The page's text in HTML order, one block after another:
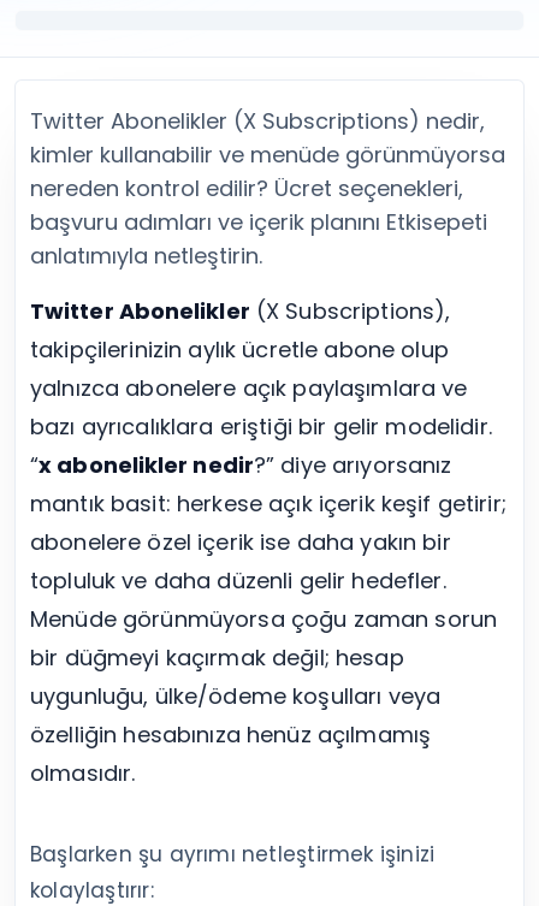
Twitter (X) Retweet Satın Al
Twitter (X) Video İzlenme Satın Al
Tümünü Gör
YouTube
YouTube Abone Satın Al
YouTube İzlenme Satın Al
YouTube Yorum Satın Al
Facebook
Facebook Beğeni Satın Al
Facebook Takipçi Satın Al
Facebook Yorum Satın Al
Facebook Video İzlenme Satın Al
Tümünü Gör
Tümünü Gör
Diğer ücretsiz araçlar
Facebook Araçları
LinkedIn Araçları
Spotify Araçları
Twitch Araçları
SoundCloud Araçları
Tümünü Gör
Twitter Abonelikler (X Subscriptions) nedir,
kimler kullanabilir ve menüde görünmüyorsa
nereden kontrol edilir? Ücret seçenekleri,
başvuru adımları ve içerik planını Etkisepeti
anlatımıyla netleştirin.
Twitter Abonelikler (X Subscriptions),
takipçilerinizin aylık ücretle abone olup
yalnızca abonelere açık paylaşımlara ve
bazı ayrıcalıklara eriştiği bir gelir modelidir.
“x abonelikler nedir?” diye arıyorsanız
mantık basit: herkese açık içerik keşif getirir;
abonelere özel içerik ise daha yakın bir
topluluk ve daha düzenli gelir hedefler.
Menüde görünmüyorsa çoğu zaman sorun
bir düğmeyi kaçırmak değil; hesap
uygunluğu, ülke/ödeme koşulları veya
özelliğin hesabınıza henüz açılmamış
olmasıdır.
Başlarken şu ayrımı netleştirmek işinizi
kolaylaştırır: